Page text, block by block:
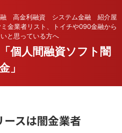
高金利融資 システム金融 紹介屋
金業者リスト、トイチや090金融から
と思っている方へ
個人間融資ソフト闇
」
スは闇金業者